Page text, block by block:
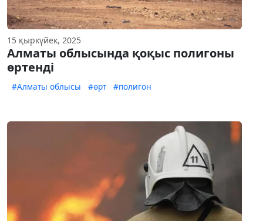
15 қыркүйек, 2025
Алматы облысында қоқыс полигоны
өртенді
#Алматы облысы #өрт #полигон